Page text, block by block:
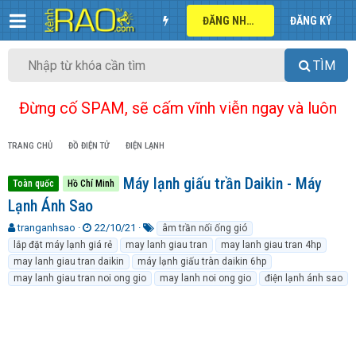
ĐĂNG NHẬP ĐĂNG KÝ
TÌM
Đừng cố SPAM, sẽ cấm vĩnh viễn ngay và luôn
TRANG CHỦ ĐỒ ĐIỆN TỬ ĐIỆN LẠNH
Toàn quốc Hồ Chí Minh
Máy lạnh giấu trần Daikin - Máy
Lạnh Ánh Sao
T
h
r
e
a
tranganhsao
N
g
à
y
g
22/10/21
ừ
k
h
ó
âm trần nối ống gió
lắp đặt máy lạnh giá rẻ
may lanh giau tran
may lanh giau tran 4hp
may lanh giau tran daikin
máy lạnh giấu tràn daikin 6hp
may lanh giau tran noi ong gio
may lanh noi ong gio điện lạnh ánh sao